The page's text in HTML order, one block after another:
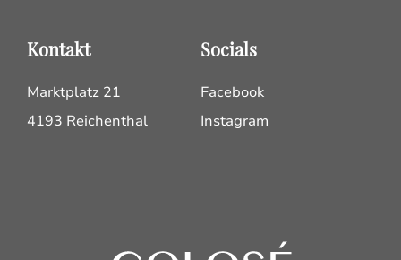
Kontakt
Marktplatz 21
4193 Reichenthal
Socials
Facebook
Instagram